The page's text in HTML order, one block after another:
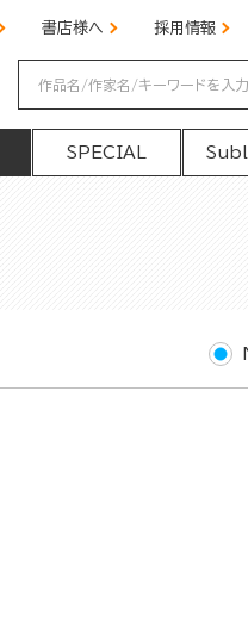
書店様へ 採用情報
SPECIAL